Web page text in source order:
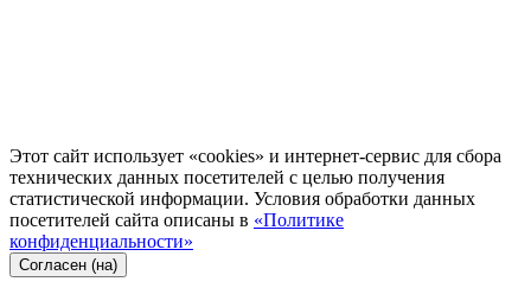
Этот сайт использует «cookies» и интернет-сервис для сбора
технических данных посетителей с целью получения
статистической информации. Условия обработки данных
посетителей сайта описаны в «Политике
конфиденциальности»
Согласен (на)